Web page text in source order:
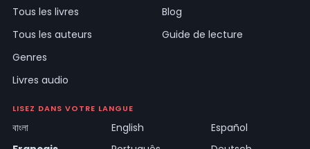
Tous les livres
Tous les auteurs
Genres
Livres audio
Blog
Guide de lecture
LISEZ DANS VOTRE LANGUE
বাংলা English
Español